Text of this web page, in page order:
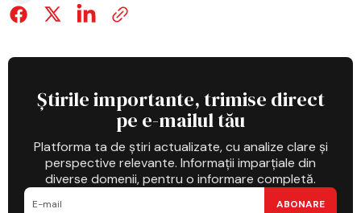
Știrile importante, trimise direct
pe e-mailul tău
Platforma ta de știri actualizate, cu analize clare și
perspective relevante. Informații imparțiale din
diverse domenii, pentru o informare completă.
ABONARE